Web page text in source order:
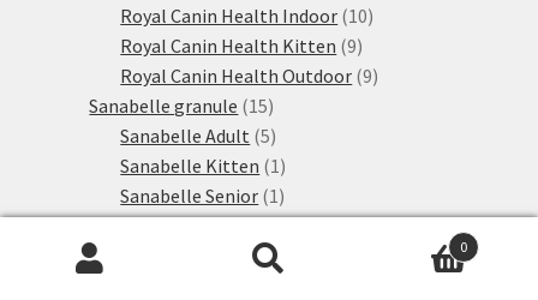
produktů
Royal Canin Health Indoor 1010
Royal Canin Health Kitten 99
produktů
Royal Canin Health Outdoor 99
Sanabelle granule 1515
produktů
Sanabelle Adult 55
produktů
Sanabelle Kitten 1 1
produkt
Sanabelle Senior 1 1
produkt
Sanabelle speciální výživa 88
Schesir 0